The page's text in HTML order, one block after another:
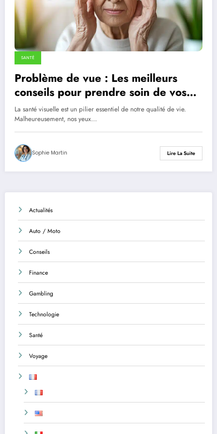
SANTÉ
Problème de vue : Les meilleurs
conseils pour prendre soin de vos
yeux
La santé visuelle est un pilier essentiel de notre qualité de vie.
Malheureusement, nos yeux…
Sophie Martin Lire La Suite
Actualités
Auto / Moto
Conseils
Finance
Gambling
Technologie
Santé
Voyage